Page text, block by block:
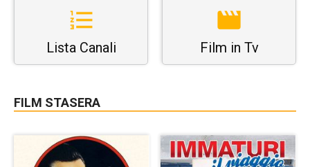
Lista Canali Film in Tv
FILM STASERA